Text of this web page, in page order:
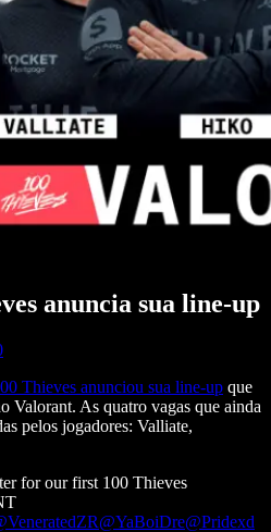
anuncia sua line-up
Thieves anunciou sua line-up que
Valorant. As quatro vagas que ainda
pelos jogadores: Valliate,
for our first 100 Thieves
@YaBoiDre@Pridexd